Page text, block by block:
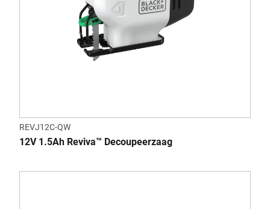
REVJ12C-QW
12V 1.5Ah Reviva™ Decoupeerzaag